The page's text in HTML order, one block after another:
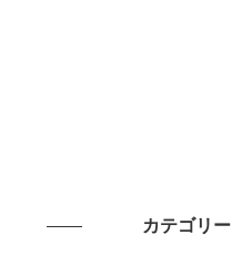
カテゴリー